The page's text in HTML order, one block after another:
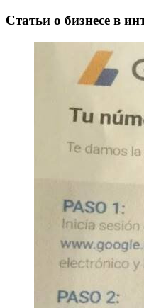
Статьи о бизнесе в